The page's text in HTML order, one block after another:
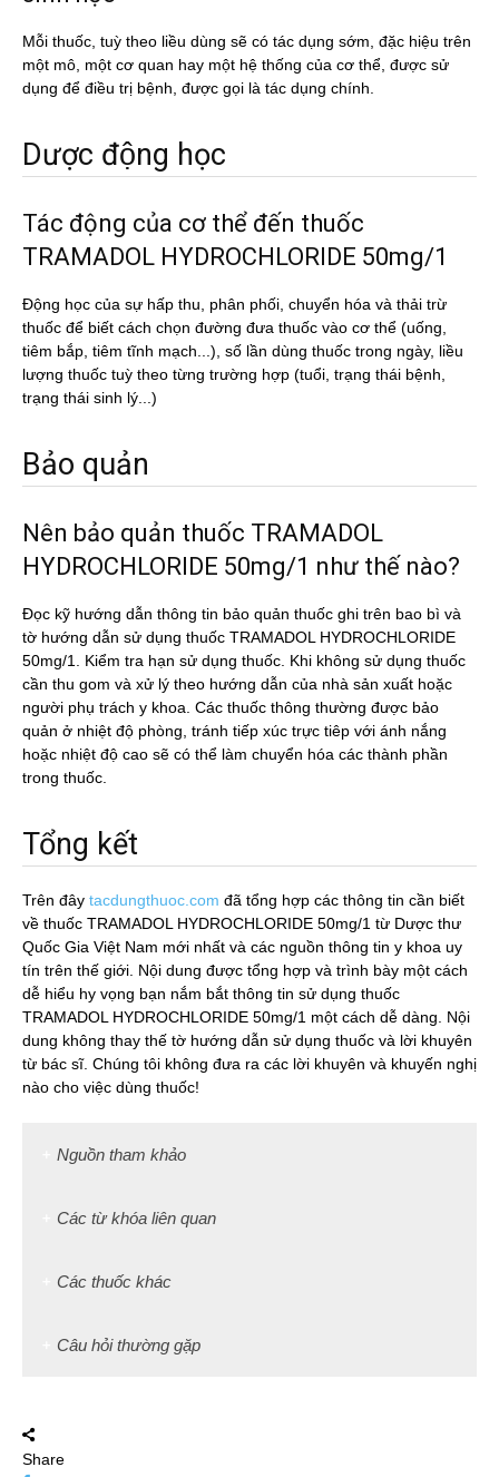
Mỗi thuốc, tuỳ theo liều dùng sẽ có tác dụng sớm, đặc hiệu trên
một mô, một cơ quan hay một hệ thống của cơ thể, được sử
dụng để điều trị bệnh, được gọi là tác dụng chính.
Dược động học
Tác động của cơ thể đến thuốc
TRAMADOL HYDROCHLORIDE 50mg/1
Động học của sự hấp thu, phân phối, chuyển hóa và thải trừ
thuốc để biết cách chọn đường đưa thuốc vào cơ thể (uống,
tiêm bắp, tiêm tĩnh mạch...), số lần dùng thuốc trong ngày, liều
lượng thuốc tuỳ theo từng trường hợp (tuổi, trạng thái bệnh,
trạng thái sinh lý...)
Bảo quản
Nên bảo quản thuốc TRAMADOL
HYDROCHLORIDE 50mg/1 như thế nào?
Đọc kỹ hướng dẫn thông tin bảo quản thuốc ghi trên bao bì và
tờ hướng dẫn sử dụng thuốc TRAMADOL HYDROCHLORIDE
50mg/1. Kiểm tra hạn sử dụng thuốc. Khi không sử dụng thuốc
cần thu gom và xử lý theo hướng dẫn của nhà sản xuất hoặc
người phụ trách y khoa. Các thuốc thông thường được bảo
quản ở nhiệt độ phòng, tránh tiếp xúc trực tiêp với ánh nắng
hoặc nhiệt độ cao sẽ có thể làm chuyển hóa các thành phần
trong thuốc.
Tổng kết
Trên đây tacdungthuoc.com đã tổng hợp các thông tin cần biết
về thuốc TRAMADOL HYDROCHLORIDE 50mg/1 từ Dược thư
Quốc Gia Việt Nam mới nhất và các nguồn thông tin y khoa uy
tín trên thế giới. Nội dung được tổng hợp và trình bày một cách
dễ hiểu hy vọng bạn nắm bắt thông tin sử dụng thuốc
TRAMADOL HYDROCHLORIDE 50mg/1 một cách dễ dàng. Nội
dung không thay thế tờ hướng dẫn sử dụng thuốc và lời khuyên
từ bác sĩ. Chúng tôi không đưa ra các lời khuyên và khuyến nghị
nào cho việc dùng thuốc!
Nguồn tham khảo
Các từ khóa liên quan
Các thuốc khác
Câu hỏi thường gặp
Share